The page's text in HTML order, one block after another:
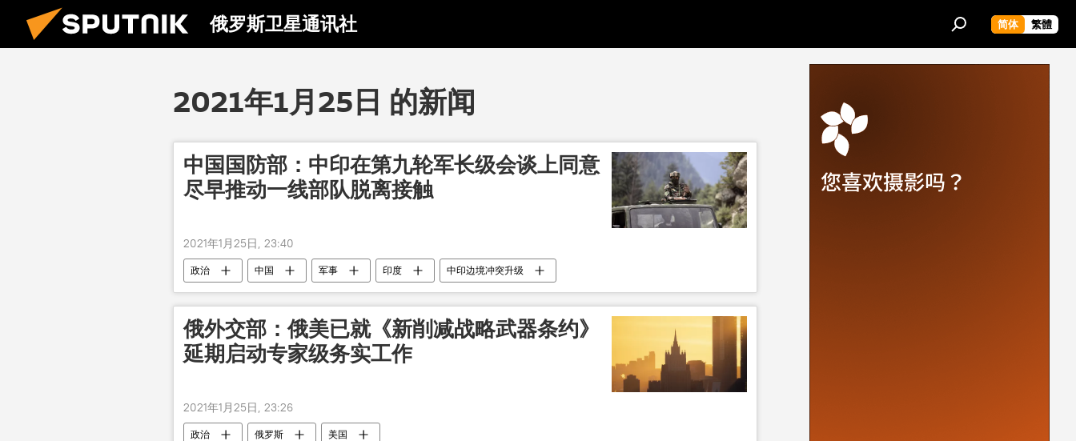
俄罗斯卫星通讯社 简体 繁體
2021年1月25日 的新闻
中国国防部：中印在第九轮军长级会谈上同意
尽早推动一线部队脱离接触
2021年1月25日, 23:40
政治 中国 军事 印度 中印边境冲突升级
俄外交部：俄美已就《新削减战略武器条约》
延期启动专家级务实工作
2021年1月25日, 23:26
政治 俄罗斯 美国